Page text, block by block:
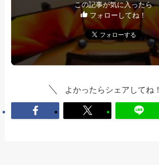
この記事が気に入ったら
フォローしてね！
よかったらシェアしてね！